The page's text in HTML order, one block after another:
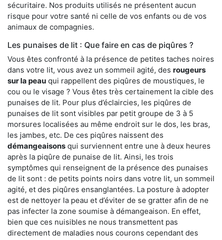
sécuritaire. Nos produits utilisés ne présentent aucun
risque pour votre santé ni celle de vos enfants ou de vos
animaux de compagnies.
Les punaises de lit : Que faire en cas de piqûres ?
Vous êtes confronté à la présence de petites taches noires
dans votre lit, vous avez un sommeil agité, des rougeurs
sur la peau qui rappellent des piqûres de moustiques, le
cou ou le visage ? Vous êtes très certainement la cible des
punaises de lit. Pour plus d’éclaircies, les piqûres de
punaises de lit sont visibles par petit groupe de 3 à 5
morsures localisées au même endroit sur le dos, les bras,
les jambes, etc. De ces piqûres naissent des
démangeaisons qui surviennent entre une à deux heures
après la piqûre de punaise de lit. Ainsi, les trois
symptômes qui renseignent de la présence des punaises
de lit sont : de petits points noirs dans votre lit, un sommeil
agité, et des piqûres ensanglantées. La posture à adopter
est de nettoyer la peau et d’éviter de se gratter afin de ne
pas infecter la zone soumise à démangeaison. En effet,
bien que ces nuisibles ne nous transmettent pas
directement de maladies nous courons cependant des